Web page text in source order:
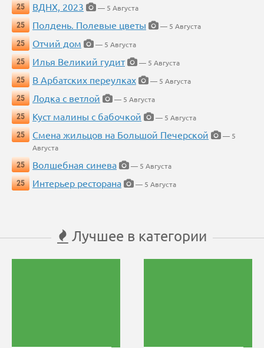
25 ВДНХ, 2023
— 5 Августа
25
Полдень. Полевые цветы
— 5 Августа
25
Отчий дом
— 5 Августа
25
Илья Великий гудит
— 5 Августа
25
В Арбатских переулках
— 5 Августа
25
Лодка с ветлой
— 5 Августа
25
Куст малины с бабочкой
— 5 Августа
25
Смена жильцов на Большой Печерской
— 5
Августа
25
Волшебная синева
— 5 Августа
25
Интерьер ресторана — 5 Августа
Лучшее в категории